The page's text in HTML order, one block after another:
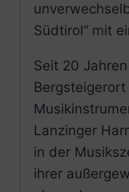
Südtirol“ mit
Seit 20
Lanzinger
in der
ihrer